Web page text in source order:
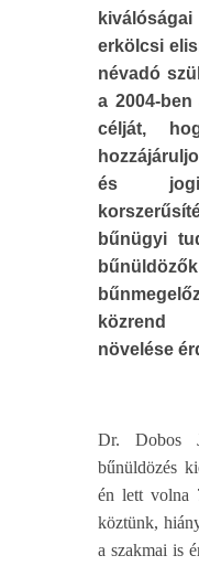
erkölcsi
névadó
a 2004-
célját,
és jogi
bűnügyi
közrend
növelése
Dr. Dobos
bűnüldözés
én lett volna
köztünk,
a szakmai is